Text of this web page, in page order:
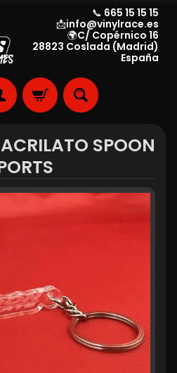
📞 665 15 15 15
📩info@vinylrace.es
🌍C/ Copérnico 16
28823 Coslada (Madrid)
España
SPOON